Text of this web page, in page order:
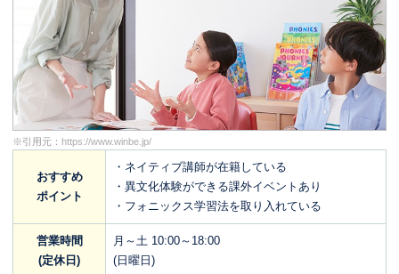
※引用元： https://www.winbe.jp/
おすすめ
ポイント
・ネイティブ講師が在籍している
・異文化体験ができる課外イベントあり
・フォニックス学習法を取り入れている
営業時間
(定休日)
月～土 10:00～18:00
(日曜日)